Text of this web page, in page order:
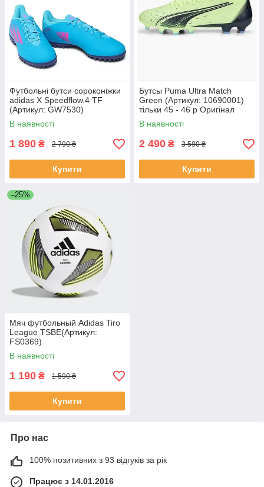
Футбольні бутси сороконіжки
adidas X Speedflow.4 TF
(Артикул: GW7530)
В наявності
1 890 ₴ 2 790 ₴
Купити
Бутсы Puma Ultra Match
Green (Артикул: 10690001)
тільки 45 - 46 р Оригінал
В наявності
2 490 ₴ 3 590 ₴
Купити
–25%
Мяч футбольный Adidas Tiro
League TSBE(Артикул:
FS0369)
В наявності
1 190 ₴ 1 590 ₴
Купити
Про нас
100% позитивних з 93 відгуків за рік
Працює з 14.01.2016